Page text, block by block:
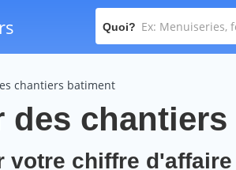
Quoi?
chantiers batiment
des
votre chiffre